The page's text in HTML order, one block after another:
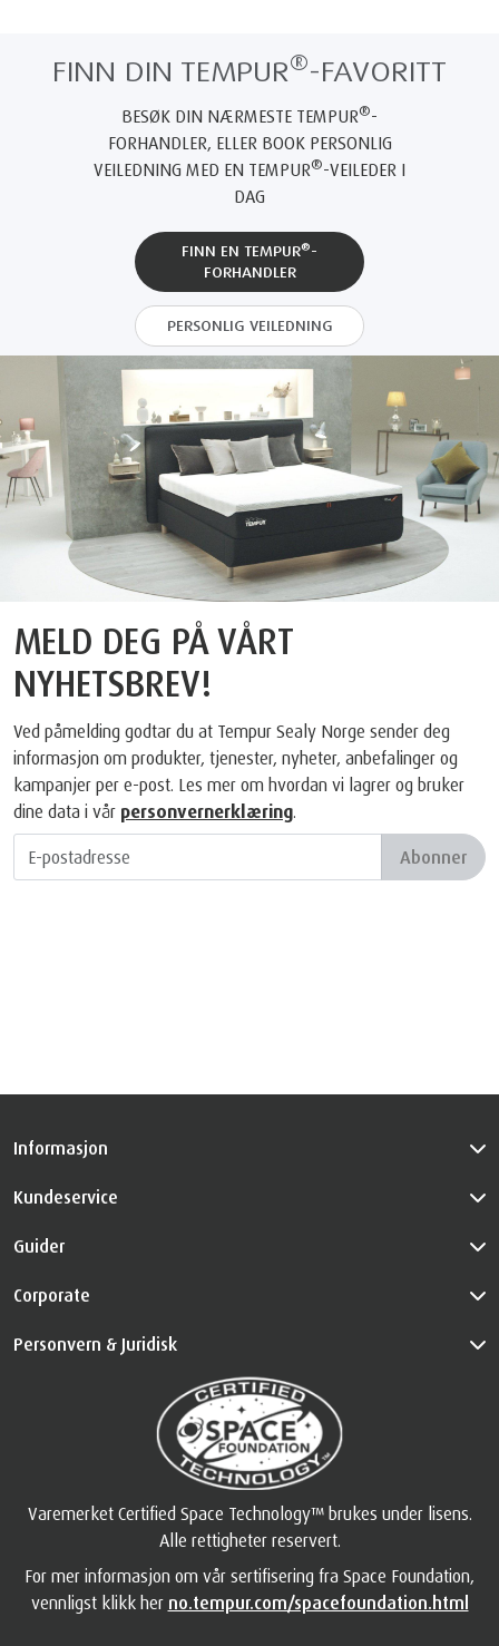
FINN DIN TEMPUR®-FAVORITT
BESØK DIN NÆRMESTE TEMPUR®-
FORHANDLER, ELLER BOOK PERSONLIG
VEILEDNING MED EN TEMPUR®-VEILEDER I
DAG
FINN EN TEMPUR®-
FORHANDLER
PERSONLIG VEILEDNING
MELD DEG PÅ VÅRT
NYHETSBREV!
Ved påmelding godtar du at Tempur Sealy Norge sender deg
informasjon om produkter, tjenester, nyheter, anbefalinger og
kampanjer per e-post. Les mer om hvordan vi lagrer og bruker
dine data i vår personvernerklæring.
Abonner
Informasjon
Kundeservice
Guider
Corporate
Personvern & Juridisk
Varemerket Certified Space Technology™ brukes under lisens.
Alle rettigheter reservert.
For mer informasjon om vår sertifisering fra Space Foundation,
vennligst klikk her no.tempur.com/spacefoundation.html